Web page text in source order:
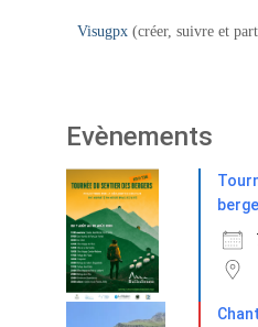
Visugpx (créer, suivre et
Evènements